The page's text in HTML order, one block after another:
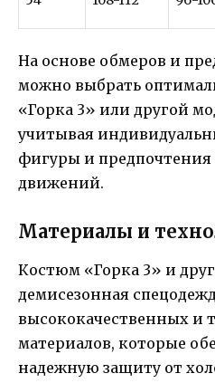
На основе обмеров и
можно выбрать
«Горка 3» или другой
учитывая
фигуры и предпочтения
движений.
Материалы и
Костюм «Горка 3» и
демисезонная
высококачественных и
материалов, которые
надежную защиту от